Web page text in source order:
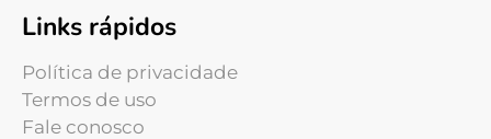
Links rápidos
Política de privacidade
Termos de uso
Fale conosco